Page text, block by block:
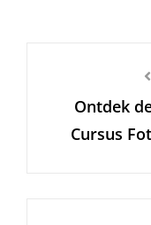
bericht
Ontdek
Cursus